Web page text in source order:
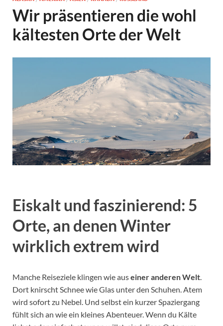
Wir präsentieren die wohl
kältesten Orte der Welt
Eiskalt und faszinierend: 5
Orte, an denen Winter
wirklich extrem wird
Manche Reiseziele klingen wie auseiner anderen Welt.
Dort knirscht Schnee wie Glas unter den Schuhen. Atem
wird sofort zu Nebel. Und selbst ein kurzer Spaziergang
fühlt sich an wie ein kleines Abenteuer. Wenn du Kälte